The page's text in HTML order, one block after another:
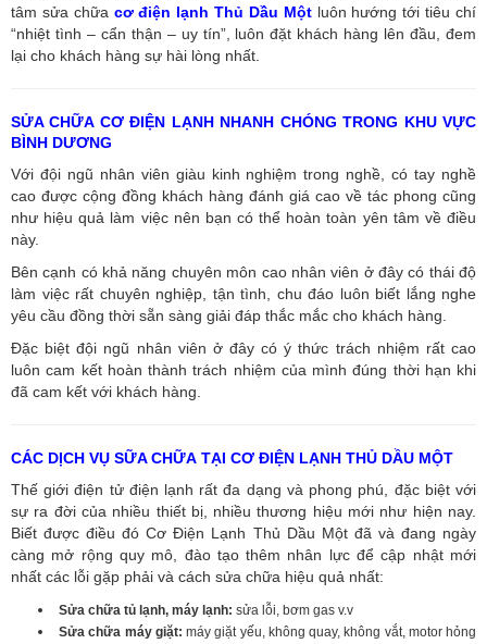
tâm sửa chữa cơ điện lạnh Thủ Dầu Mộtluôn hướng tới tiêu chí
“nhiệt tình – cẩn thận – uy tín”, luôn đặt khách hàng lên đầu, đem
lại cho khách hàng sự hài lòng nhất.
SỬA CHỮA CƠ ĐIỆN LẠNH NHANH CHÓNG TRONG KHU VỰC
BÌNH DƯƠNG
Với đội ngũ nhân viên giàu kinh nghiệm trong nghề, có tay nghề
cao được cộng đồng khách hàng đánh giá cao về tác phong cũng
như hiệu quả làm việc nên bạn có thể hoàn toàn yên tâm về điều
này.
Bên cạnh có khả năng chuyên môn cao nhân viên ở đây có thái độ
làm việc rất chuyên nghiệp, tận tình, chu đáo luôn biết lắng nghe
yêu cầu đồng thời sẵn sàng giải đáp thắc mắc cho khách hàng.
Đặc biệt đội ngũ nhân viên ở đây có ý thức trách nhiệm rất cao
luôn cam kết hoàn thành trách nhiệm của mình đúng thời hạn khi
đã cam kết với khách hàng.
CÁC DỊCH VỤ SỮA CHỮA TẠI CƠ ĐIỆN LẠNH THỦ DẦU MỘT
Thế giới điện tử điện lạnh rất đa dạng và phong phú, đặc biệt với
sự ra đời của nhiều thiết bị, nhiều thương hiệu mới như hiện nay.
Biết được điều đó Cơ Điện Lạnh Thủ Dầu Một đã và đang ngày
càng mở rộng quy mô, đào tạo thêm nhân lực để cập nhật mới
nhất các lỗi gặp phải và cách sửa chữa hiệu quả nhất:
Sửa chữa tủ lạnh, máy lạnh: sửa lỗi, bơm gas v.v
Sửa chữa máy giặt:máy giặt yếu, không quay, không vắt, motor hỏng